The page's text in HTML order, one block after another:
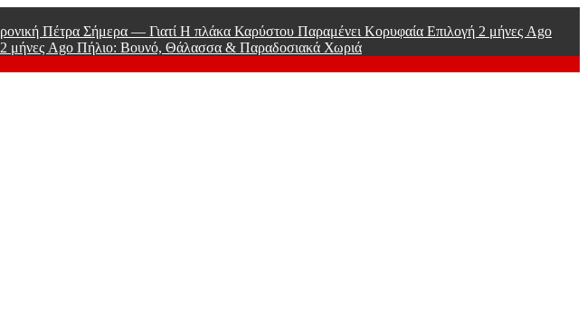
Πέτρα Σήμερα — Γιατί Η πλάκα Καρύστου Παραμένει Κορυφαία Επιλογή 2 μήνες Ago
2 μήνες Ago Πήλιο: Βουνό, Θάλασσα & Παραδοσιακά Χωριά